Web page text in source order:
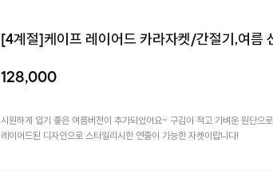
원피스
4. 티셔츠
[4계절]케이프 레이어드 카라자켓/간절기,여름
128,000
시원하게 입기 좋은 여름버전이 추가되었어요~ 구김이 적고 가벼운 원단으
레이어드된 디자인으로 스타일리시한 연출이 가능한 자켓이랍니다!